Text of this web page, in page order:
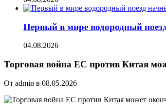
Первый в мире водородный
04.08.2026
Торговая война ЕС против Китая
От admin в 08.05.2026